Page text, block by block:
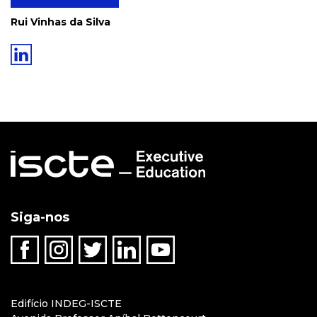
Rui Vinhas da Silva
Siga-nos
Edifício INDEG-ISCTE